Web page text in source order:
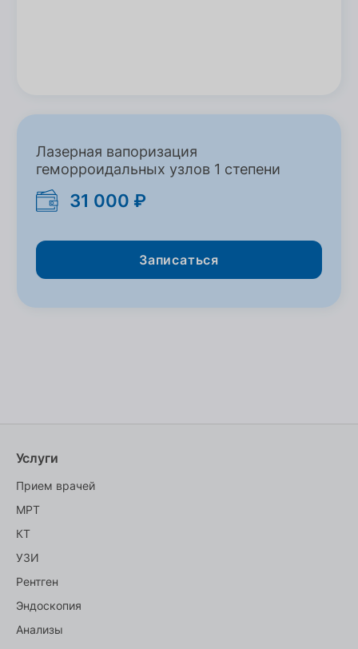
Лазерная вапоризация
геморроидальных узлов 1 степени
31 000 ₽
Записаться
Услуги
Прием врачей
МРТ
КТ
УЗИ
Рентген
Эндоскопия
Анализы